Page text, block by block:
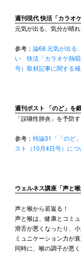
週刊現代 快活「カラオ
元気が出る、気分が晴
参考： 論68.元気が出る
い 快活「カラオケ熱唱
号）取材記事に関する
週刊ポスト 「のど」を
「誤嚥性肺炎」を予防
参考： 特論31「「のど
スト（10月4日号）につ
ウェルネス講座「声と
声と喉から若返る！
声と喉は、健康とコミ
滑舌が悪くなったり、
ミュニケーション力が衰
同時に、喉の調子が悪